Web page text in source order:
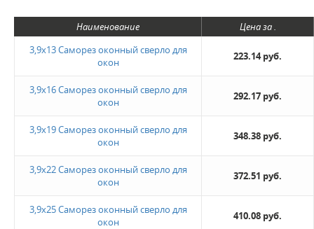
Цена
от до
Новинка
Величина скидки
10%
Наименование
Цена за .
3,9х13 Саморез оконный сверло для
окон
223.14 руб.
3,9х16 Саморез оконный сверло для
окон
292.17 руб.
3,9х19 Саморез оконный сверло для
окон
348.38 руб.
3,9х22 Саморез оконный сверло для
окон
372.51 руб.
3,9х25 Саморез оконный сверло для
окон
410.08 руб.